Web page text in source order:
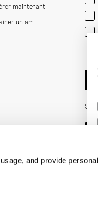
and provide
maintenant
un ami